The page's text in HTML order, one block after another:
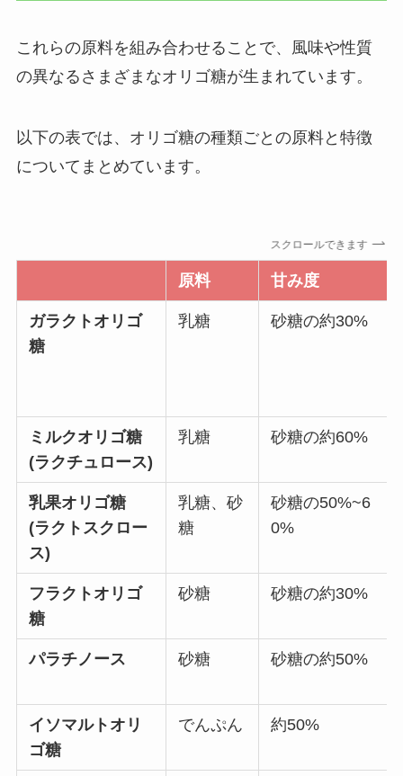
これらの原料を組み合わせることで、風味や性質
の異なるさまざまなオリゴ糖が生まれています。
以下の表では、オリゴ糖の種類ごとの原料と特徴
についてまとめています。
スクロールできます
原料 甘み度
ガラクトオリゴ
糖
乳糖 砂糖の約30%
ミルクオリゴ糖
(ラクチュロース)
乳糖 砂糖の約60%
乳果オリゴ糖
(ラクトスクロー
ス)
乳糖、砂
糖
砂糖の50%~6
0%
フラクトオリゴ
糖
砂糖 砂糖の約30%
パラチノース 砂糖 砂糖の約50%
イソマルトオリ
ゴ糖
でんぷん 約50%